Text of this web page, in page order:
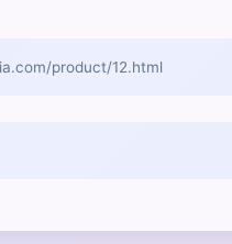
product/12.html